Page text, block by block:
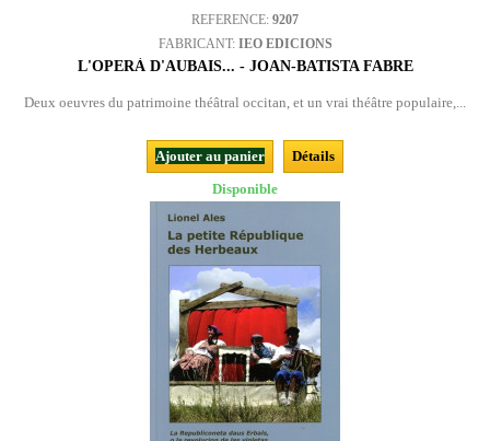
REFERENCE: 9207
FABRICANT: IEO EDICIONS
L'OPERÀ D'AUBAIS... - JOAN-BATISTA FABRE
Deux oeuvres du patrimoine théâtral occitan, et un vrai théâtre populaire,...
Ajouter au panier
Détails
Disponible